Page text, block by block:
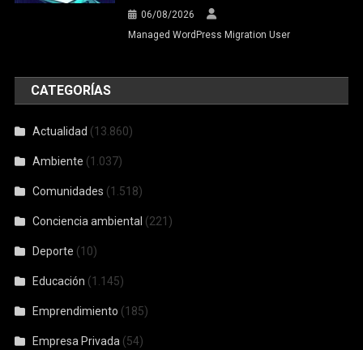
06/08/2026
Managed WordPress Migration User
CATEGORÍAS
Actualidad (13.860)
Ambiente (1.037)
Comunidades (1.518)
Conciencia ambiental (221)
Deporte (10)
Educación (1.145)
Emprendimiento (185)
Empresa Privada (54)